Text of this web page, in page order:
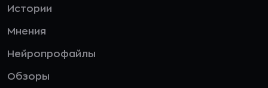
Истории
Мнения
Нейропрофайлы
Обзоры